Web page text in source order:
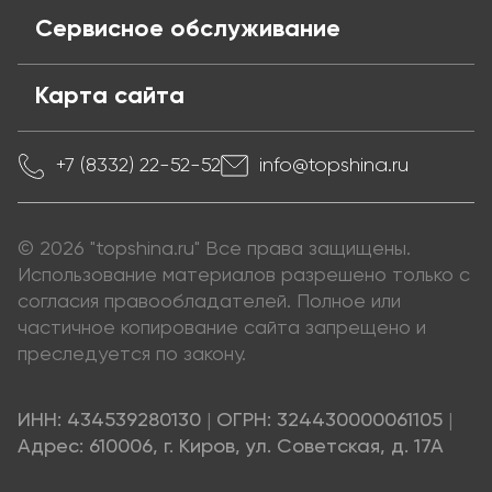
Сервисное обслуживание
Карта сайта
+7 (8332) 22-52-52 info@topshina.ru
© 2026 "topshina.ru" Все права защищены.
Использование материалов разрешено только с
согласия правообладателей. Полное или
частичное копирование сайта запрещено и
преследуется по закону.
ИНН: 434539280130 ОГРН: 324430000061105
Адрес: 610006, г. Киров, ул. Советская, д. 17А